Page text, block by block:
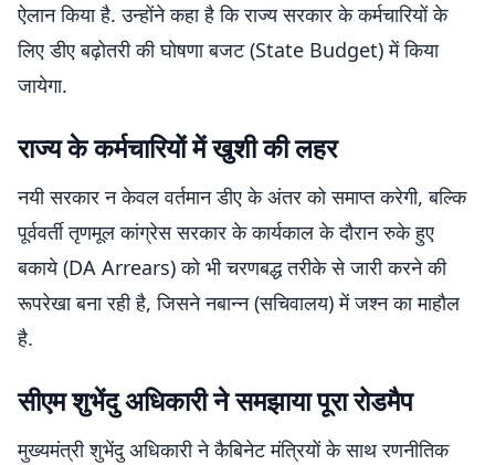
ऐलान किया है. उन्होंने कहा है कि राज्य सरकार के कर्मचारियों के
लिए डीए बढ़ोतरी की घोषणा बजट (State Budget) में किया
जायेगा.
राज्य के कर्मचारियों में खुशी की लहर
नयी सरकार न केवल वर्तमान डीए के अंतर को समाप्त करेगी, बल्कि
पूर्ववर्ती तृणमूल कांग्रेस सरकार के कार्यकाल के दौरान रुके हुए
बकाये (DA Arrears) को भी चरणबद्ध तरीके से जारी करने की
रूपरेखा बना रही है, जिसने नबान्न (सचिवालय) में जश्न का माहौल
है.
सीएम शुभेंदु अधिकारी ने समझाया पूरा रोडमैप
मुख्यमंत्री शुभेंदु अधिकारी ने कैबिनेट मंत्रियों के साथ रणनीतिक